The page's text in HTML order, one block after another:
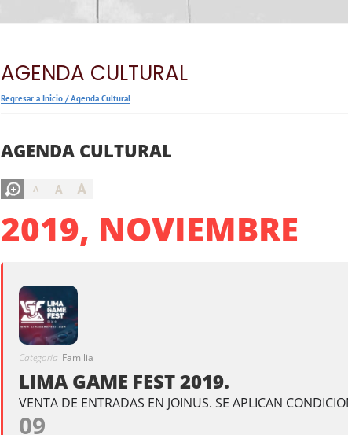
AGENDA CULTURAL
Regresar a Inicio /Agenda Cultural
AGENDA CULTURAL
A A A
2019, NOVIEMBRE
Categoría Familia
LIMA GAME FEST 2019.
VENTA DE ENTRADAS EN JOINUS. SE APLICAN
09